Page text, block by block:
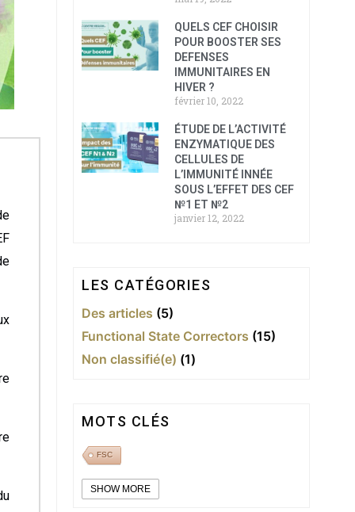
QUELS CEF CHOISIR
POUR BOOSTER SES
DEFENSES
IMMUNITAIRES EN
HIVER ?
février 10, 2022
ÉTUDE DE L’ACTIVITÉ
ENZYMATIQUE DES
CELLULES DE
L’IMMUNITÉ INNÉE
SOUS L’EFFET DES CEF
№1 ET №2
janvier 12, 2022
LES CATÉGORIES
Des articles (5)
Functional State Correctors (15)
Non classifié(e) (1)
MOTS CLÉS
FSC
SHOW MORE